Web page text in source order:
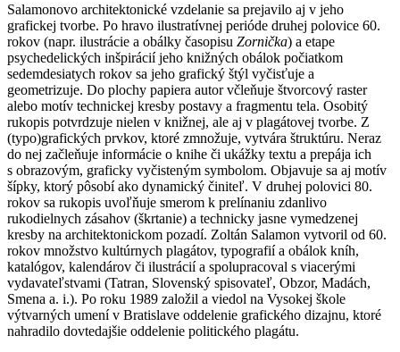
Salamonovo architektonické vzdelanie sa prejavilo aj v jeho
grafickej tvorbe. Po hravo ilustratívnej perióde druhej polovice 60.
rokov (napr. ilustrácie a obálky časopisu Zornička) a etape
psychedelických inšpirácií jeho knižných obálok počiatkom
sedemdesiatych rokov sa jeho grafický štýl vyčisťuje a
geometrizuje. Do plochy papiera autor včleňuje štvorcový raster
alebo motív technickej kresby postavy a fragmentu tela. Osobitý
rukopis potvrdzuje nielen v knižnej, ale aj v plagátovej tvorbe. Z
(typo)grafických prvkov, ktoré zmnožuje, vytvára štruktúru. Neraz
do nej začleňuje informácie o knihe či ukážky textu a prepája ich
s obrazovým, graficky vyčisteným symbolom. Objavuje sa aj motív
šípky, ktorý pôsobí ako dynamický činiteľ. V druhej polovici 80.
rokov sa rukopis uvoľňuje smerom k prelínaniu zdanlivo
rukodielnych zásahov (škrtanie) a technicky jasne vymedzenej
kresby na architektonickom pozadí. Zoltán Salamon vytvoril od 60.
rokov množstvo kultúrnych plagátov, typografií a obálok kníh,
katalógov, kalendárov či ilustrácií a spolupracoval s viacerými
vydavateľstvami (Tatran, Slovenský spisovateľ, Obzor, Madách,
Smena a. i.). Po roku 1989 založil a viedol na Vysokej škole
výtvarných umení v Bratislave oddelenie grafického dizajnu, ktoré
nahradilo dovtedajšie oddelenie politického plagátu.